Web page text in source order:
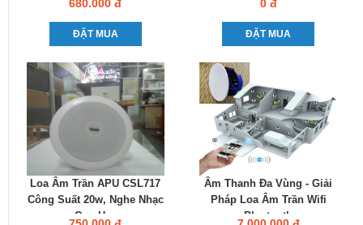
680.000 đ
ĐẶT MUA
0 đ
ĐẶT MUA
Loa Âm Trần APU CSL717
Công Suất 20w, Nghe Nhạc
Cực Hay
Âm Thanh Đa Vùng - Giải
Pháp Loa Âm Trần Wifi
Bluetooth